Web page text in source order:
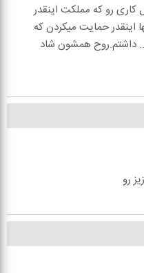
رو که مملکت اینقدر
اینقدر حمایت میکردن که
داشتم.روح همشون شاد